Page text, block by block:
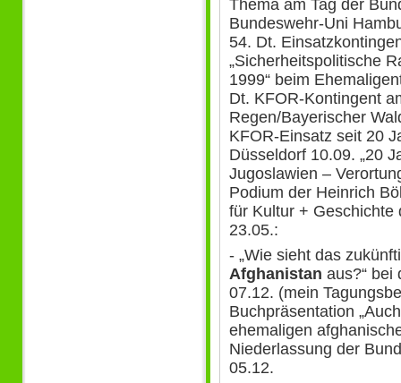
Thema am Tag der
Bundeswehr-Uni
54. Dt.
„Sicherheitspolitische
1999“ beim
Dt. KFOR-Kontingent
Regen/Bayerischer
KFOR-Einsatz seit 20
Düsseldorf 10.09. „20
Jugoslawien –
Podium der Heinrich
für Kultur + Geschichte
23.05.:
- „Wie sieht das
Afghanistan aus?“ bei
07.12. (mein
Buchpräsentation
ehemaligen
Niederlassung der
05.12.